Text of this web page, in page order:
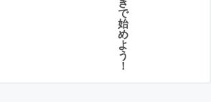
で
始
め
よ
う
！